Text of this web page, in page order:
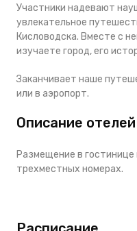
Участники надевают
увлекательное
Кисловодска. Вместе с
изучаете город, его
Заканчивает наше
или в аэропорт.
Описание отелей
Размещение в
трехместных номерах.